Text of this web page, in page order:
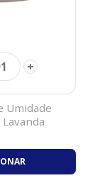
+
Umidade